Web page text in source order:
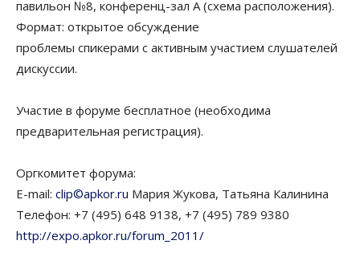
павильон №8, конференц-зал А (схема расположения).
Формат: открытое обсуждение
проблемы спикерами с активным участием слушателей
дискуссии.
Участие в форуме бесплатное (необходима
предварительная регистрация).
Оргкомитет форума:
E-mail: clip©apkor.ru Мария Жукова, Татьяна Калинина
Телефон: +7 (495) 648 9138, +7 (495) 789 9380
http://expo.apkor.ru/forum_2011/